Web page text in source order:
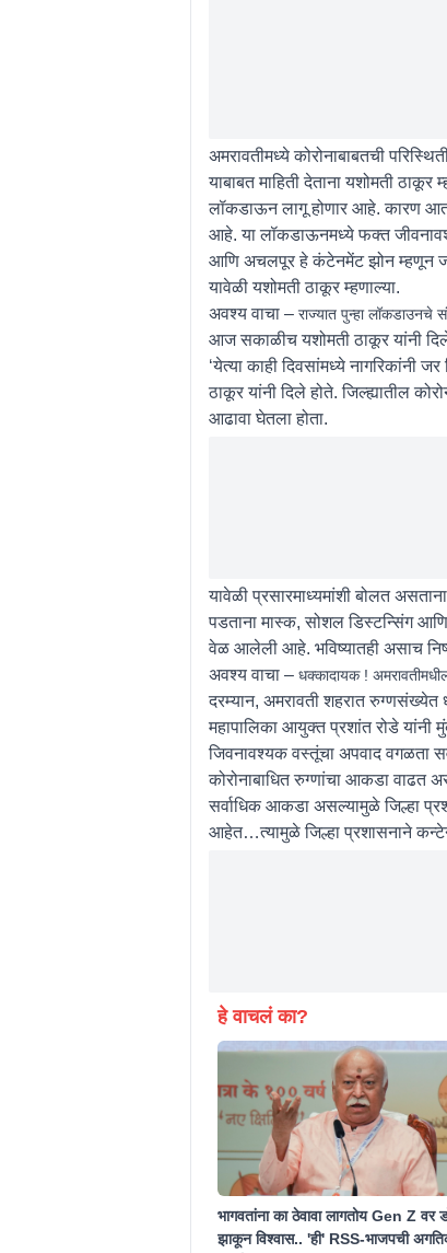
अमरावतीमध्ये कोरोनाबाबतची
याबाबत माहिती देताना यशोमती
लॉकडाऊन लागू होणार आहे. कारण
आहे. या लॉकडाऊनमध्ये फक्त
आणि अचलपूर हे कंटेनमेंट झोन म्हणून
यावेळी यशोमती ठाकूर म्हणाल्या.
अवश्य वाचा – राज्यात पुन्हा
आज सकाळीच यशोमती ठाकूर यांनी
‘येत्या काही दिवसांमध्ये नागरिकांनी
ठाकूर यांनी दिले होते. जिल्ह्यातील
आढावा घेतला होता.
यावेळी प्रसारमाध्यमांशी बोलत
पडताना मास्क, सोशल डिस्टन्सिंग
वेळ आलेली आहे. भविष्यातही असाच
अवश्य वाचा – धक्कादायक !
दरम्यान, अमरावती शहरात रुग्णसंख्येत
महापालिका आयुक्त प्रशांत रोडे
जिवनावश्यक वस्तूंचा अपवाद वगळता
कोरोनाबाधित रुग्णांचा आकडा वाढत
सर्वाधिक आकडा असल्यामुळे जिल्हा
आहेत…त्यामुळे जिल्हा प्रशासनाने
हे वाचलं का?
भागवतांना का ठेवावा लागतोय Gen Z वर
झाकून विश्वास.. 'ही' RSS-भाजपची